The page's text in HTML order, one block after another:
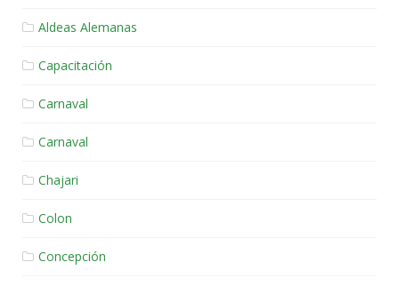
Aldeas Alemanas
Capacitación
Carnaval
Carnaval
Chajari
Colon
Concepción